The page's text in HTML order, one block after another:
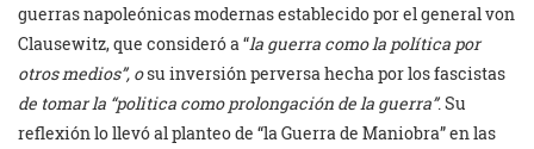
guerras napoleónicas modernas establecido por el general von
Clausewitz, que consideró a “la guerra como la política por
otros medios”, osu inversión perversa hecha por los fascistas
de tomar la “politica como prolongación de la guerra”. Su
reflexión lo llevó al planteo de “la Guerra de Maniobra” en las